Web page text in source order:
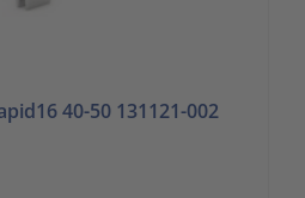
40-50 131121-002